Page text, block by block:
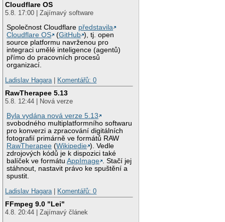
Cloudflare OS
5.8. 17:00 | Zajímavý software
Společnost Cloudflare představila
Cloudflare OS
(GitHub ), tj. open
source platformu navrženou pro
integraci umělé inteligence (agentů)
přímo do pracovních procesů
organizací.
Ladislav Hagara | Komentářů: 0
RawTherapee 5.13
5.8. 12:44 | Nová verze
Byla vydána nová verze 5.13
svobodného multiplatformního softwaru
pro konverzi a zpracování digitálních
fotografií primárně ve formátů RAW
RawTherapee (Wikipedie ). Vedle
zdrojových kódů je k dispozici také
balíček ve formátuAppImage
. Stačí jej
stáhnout, nastavit právo ke spuštění a
spustit.
Ladislav Hagara | Komentářů: 0
FFmpeg 9.0 "Lei"
4.8. 20:44 | Zajímavý článek